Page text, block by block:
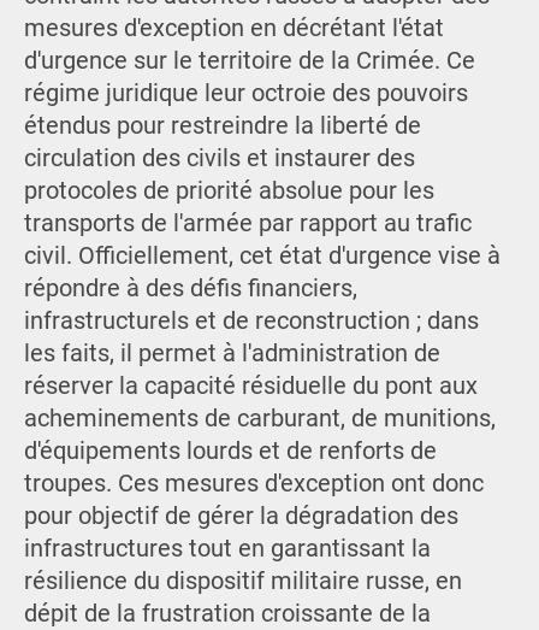
mesures d'exception en décrétant l'état
d'urgence sur le territoire de la Crimée. Ce
régime juridique leur octroie des pouvoirs
étendus pour restreindre la liberté de
circulation des civils et instaurer des
protocoles de priorité absolue pour les
transports de l'armée par rapport au trafic
civil. Officiellement, cet état d'urgence vise à
répondre à des défis financiers,
infrastructurels et de reconstruction ; dans
les faits, il permet à l'administration de
réserver la capacité résiduelle du pont aux
acheminements de carburant, de munitions,
d'équipements lourds et de renforts de
troupes. Ces mesures d'exception ont donc
pour objectif de gérer la dégradation des
infrastructures tout en garantissant la
résilience du dispositif militaire russe, en
dépit de la frustration croissante de la